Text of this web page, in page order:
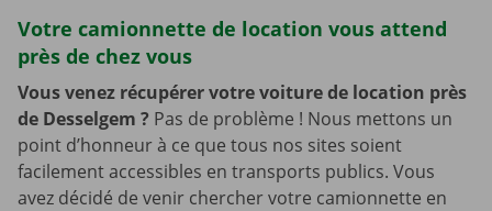
Votre camionnette de location vous attend
près de chez vous
Vous venez récupérer votre voiture de location près
de Desselgem ? Pas de problème ! Nous mettons un
point d’honneur à ce que tous nos sites soient
facilement accessibles en transports publics. Vous
avez décidé de venir chercher votre camionnette en